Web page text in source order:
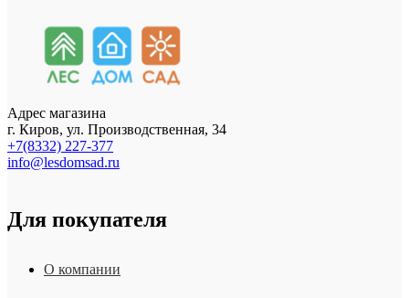
Адрес магазина
г. Киров, ул. Производственная, 34
+7(8332) 227-377
info@lesdomsad.ru
Для покупателя
О компании